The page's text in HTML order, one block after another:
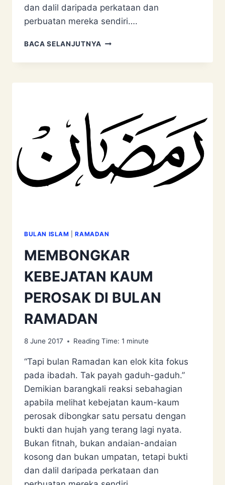
dan dalil daripada perkataan dan
perbuatan mereka sendiri….
BACA SELANJUTNYA MEMBONGKAR
KAUM
BULAN ISLAM |RAMADAN
MEMBONGKAR
KEBEJATAN KAUM
PEROSAK DI BULAN
RAMADAN
8 June 2017 Reading Time: 1 minute
“Tapi bulan Ramadan kan elok kita fokus
pada ibadah. Tak payah gaduh-gaduh.”
Demikian barangkali reaksi sebahagian
apabila melihat kebejatan kaum-kaum
perosak dibongkar satu persatu dengan
bukti dan hujah yang terang lagi nyata.
Bukan fitnah, bukan andaian-andaian
kosong dan bukan umpatan, tetapi bukti
dan dalil daripada perkataan dan